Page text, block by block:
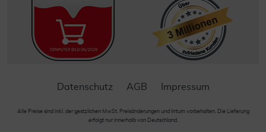
Datenschutz AGB Impressum
Alle Preise sind inkl. der gestzlichen MwSt. Preisänderungen und Irrtum vorbehalten. Die Lieferung
erfolgt nur innerhalb von Deutschland.